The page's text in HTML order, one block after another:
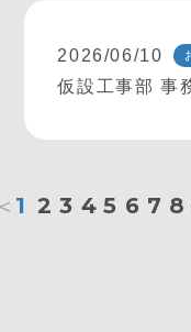
2026/06/10
仮設工事部 事
1 2 3 4 5 6 7 8